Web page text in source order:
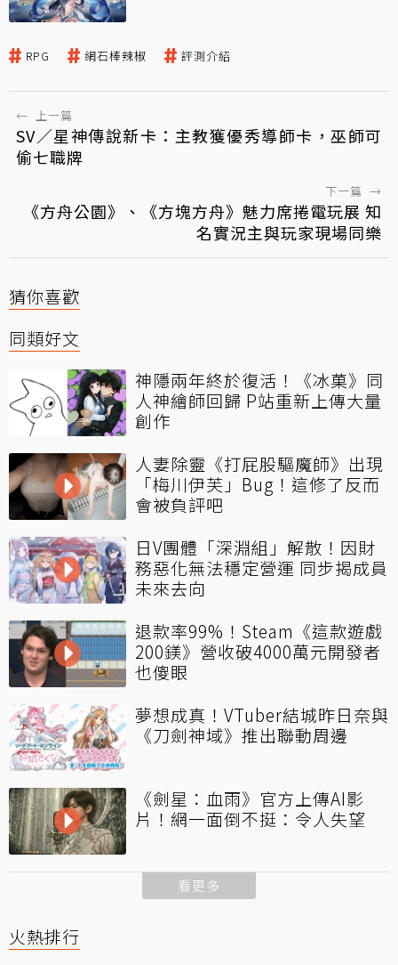
RPG 網石棒辣椒 評測介紹
← 上一篇
SV／星神傳說新卡：主教獲優秀導師卡，巫師可
偷七職牌
下一篇 →
《方舟公園》、《方塊方舟》魅力席捲電玩展 知
名實況主與玩家現場同樂
猜你喜歡
同類好文
神隱兩年終於復活！《冰菓》同
人神繪師回歸 P站重新上傳大量
創作
人妻除靈《打屁股驅魔師》出現
「梅川伊芙」Bug！這修了反而
會被負評吧
日V團體「深淵組」解散！因財
務惡化無法穩定營運 同步揭成員
未來去向
退款率99%！Steam《這款遊戲
200鎂》營收破4000萬元開發者
也傻眼
夢想成真！VTuber結城昨日奈與
《刀劍神域》推出聯動周邊
《劍星：血雨》官方上傳AI影
片！網一面倒不挺：令人失望
看更多
火熱排行